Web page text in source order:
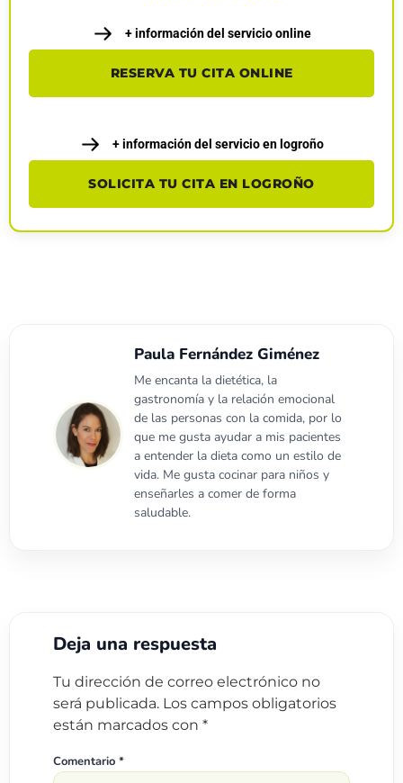
+ información del servicio online
RESERVA TU CITA ONLINE
+ información del servicio en logroño
SOLICITA TU CITA EN LOGROÑO
Paula Fernández Giménez
Me encanta la dietética, la
gastronomía y la relación emocional
de las personas con la comida, por lo
que me gusta ayudar a mis pacientes
a entender la dieta como un estilo de
vida. Me gusta cocinar para niños y
enseñarles a comer de forma
saludable.
Deja una respuesta
Tu dirección de correo electrónico no
será publicada. Los campos obligatorios
están marcados con *
Comentario *